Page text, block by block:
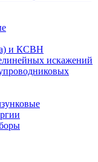
и КСВН
искажений